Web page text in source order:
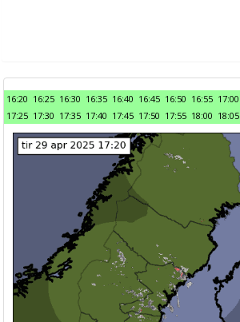
16:20 16:25 16:30 16:35 16:40 16:45 16:50 16:55 17:00
17:25 17:30 17:35 17:40 17:45 17:50 17:55 18:00 18:05